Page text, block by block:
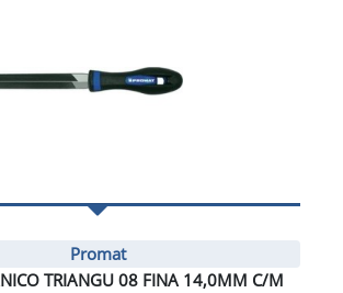
Promat
TRIANGU 08 FINA 14,0MM C/M